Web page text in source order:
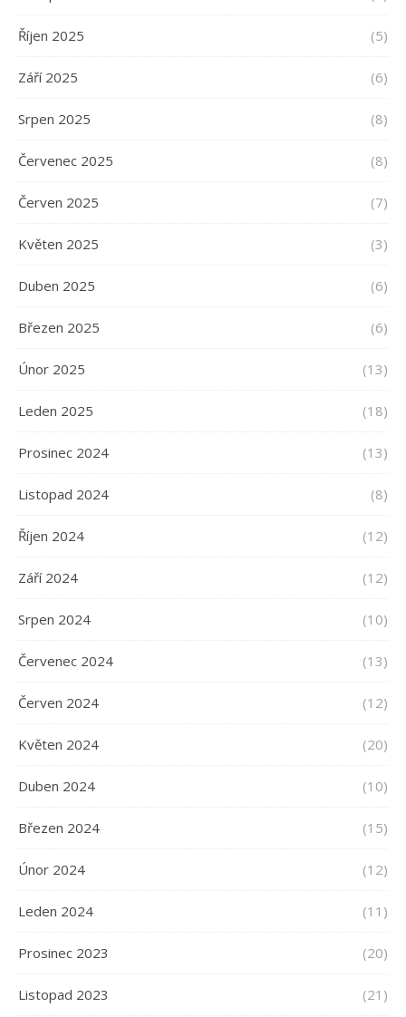
Říjen 2025 (5)
Září 2025 (6)
Srpen 2025 (8)
Červenec 2025 (8)
Červen 2025 (7)
Květen 2025 (3)
Duben 2025 (6)
Březen 2025 (6)
Únor 2025 (13)
Leden 2025 (18)
Prosinec 2024 (13)
Listopad 2024 (8)
Říjen 2024 (12)
Září 2024 (12)
Srpen 2024 (10)
Červenec 2024 (13)
Červen 2024 (12)
Květen 2024 (20)
Duben 2024 (10)
Březen 2024 (15)
Únor 2024 (12)
Leden 2024 (11)
Prosinec 2023 (20)
Listopad 2023 (21)